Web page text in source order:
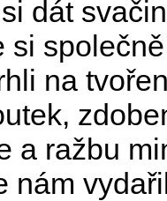
dát
si
na
a ražbu
nám